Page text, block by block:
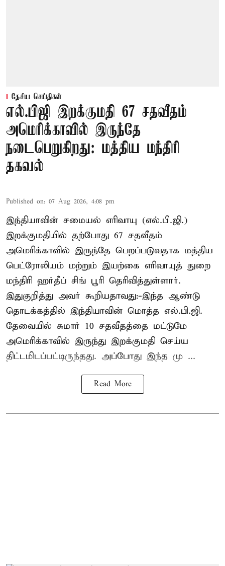
தேசிய செய்திகள்
எல்.பிஜி இறக்குமதி 67 சதவீதம்
அமெரிக்காவில் இருந்தே
நடைபெறுகிறது: மத்திய மந்திரி
தகவல்
Published on: 07 Aug 2026, 4:08 pm
இந்தியாவின் சமையல் எரிவாயு (எல்.பி.ஜி.)
இறக்குமதியில் தற்போது 67 சதவீதம்
அமெரிக்காவில் இருந்தே பெறப்படுவதாக மத்திய
பெட்ரோலியம் மற்றும் இயற்கை எரிவாயுத் துறை
மந்திரி ஹர்தீப் சிங் பூரி தெரிவித்துள்ளார்.
இதுகுறித்து அவர் கூறியதாவது:-இந்த ஆண்டு
தொடக்கத்தில் இந்தியாவின் மொத்த எல்.பி.ஜி.
தேவையில் சுமார் 10 சதவீதத்தை மட்டுமே
அமெரிக்காவில் இருந்து இறக்குமதி செய்ய
திட்டமிடப்பட்டிருந்தது. அப்போது இந்த மு ...
Read More